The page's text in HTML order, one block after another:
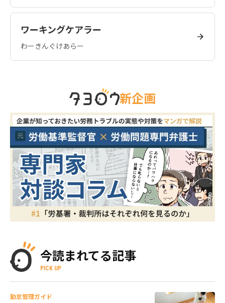
ワーキングケアラー
わーきんぐけあらー
新企画
今読まれてる記事
PICK UP
勤怠管理ガイド